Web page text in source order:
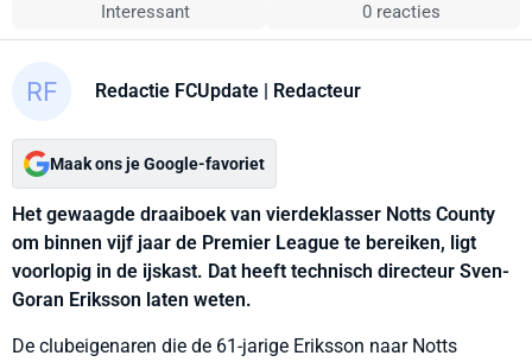
Interessant 0 reacties
Redactie FCUpdate | Redacteur
Maak ons je Google-favoriet
Het gewaagde draaiboek van vierdeklasser Notts County
om binnen vijf jaar de Premier League te bereiken, ligt
voorlopig in de ijskast. Dat heeft technisch directeur Sven-
Goran Eriksson laten weten.
De clubeigenaren die de 61-jarige Eriksson naar Notts